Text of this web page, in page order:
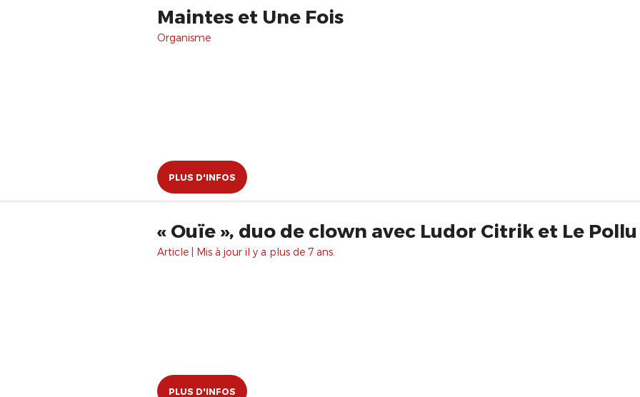
Maintes et Une Fois
Organisme
PLUS D'INFOS
« Ouïe », duo de clown avec Ludor Citrik et Le Pollu
Article | Mis à jour il y a plus de 7 ans.
PLUS D'INFOS